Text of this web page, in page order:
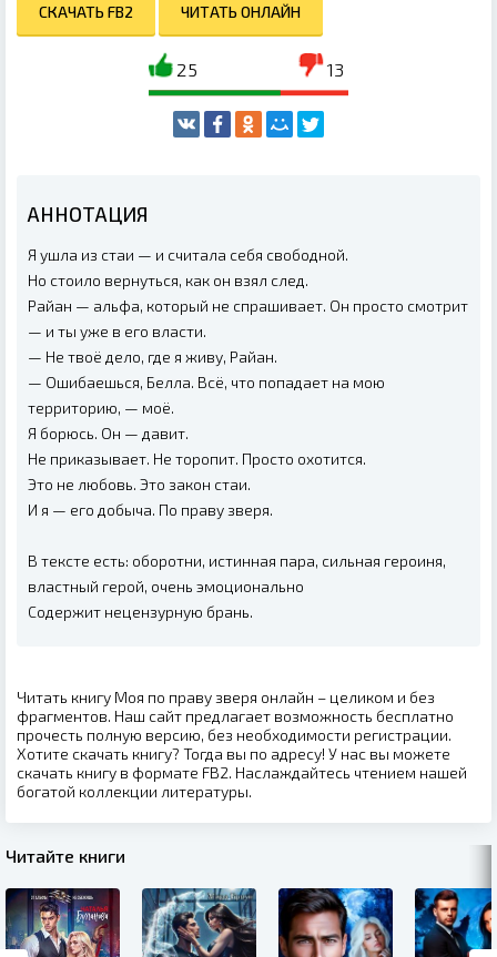
СКАЧАТЬ FB2 ЧИТАТЬ ОНЛАЙН
25 13
АННОТАЦИЯ
Я ушла из стаи — и считала себя свободной.
Но стоило вернуться, как он взял след.
Райан — альфа, который не спрашивает. Он просто смотрит
— и ты уже в его власти.
— Не твоё дело, где я живу, Райан.
— Ошибаешься, Белла. Всё, что попадает на мою
территорию, — моё.
Я борюсь. Он — давит.
Не приказывает. Не торопит. Просто охотится.
Это не любовь. Это закон стаи.
И я — его добыча. По праву зверя.
В тексте есть: оборотни, истинная пара, сильная героиня,
властный герой, очень эмоционально
Содержит нецензурную брань.
Читать книгу Моя по праву зверя онлайн – целиком и без
фрагментов. Наш сайт предлагает возможность бесплатно
прочесть полную версию, без необходимости регистрации.
Хотите скачать книгу? Тогда вы по адресу! У нас вы можете
скачать книгу в формате FB2. Наслаждайтесь чтением нашей
богатой коллекции литературы.
Читайте книги